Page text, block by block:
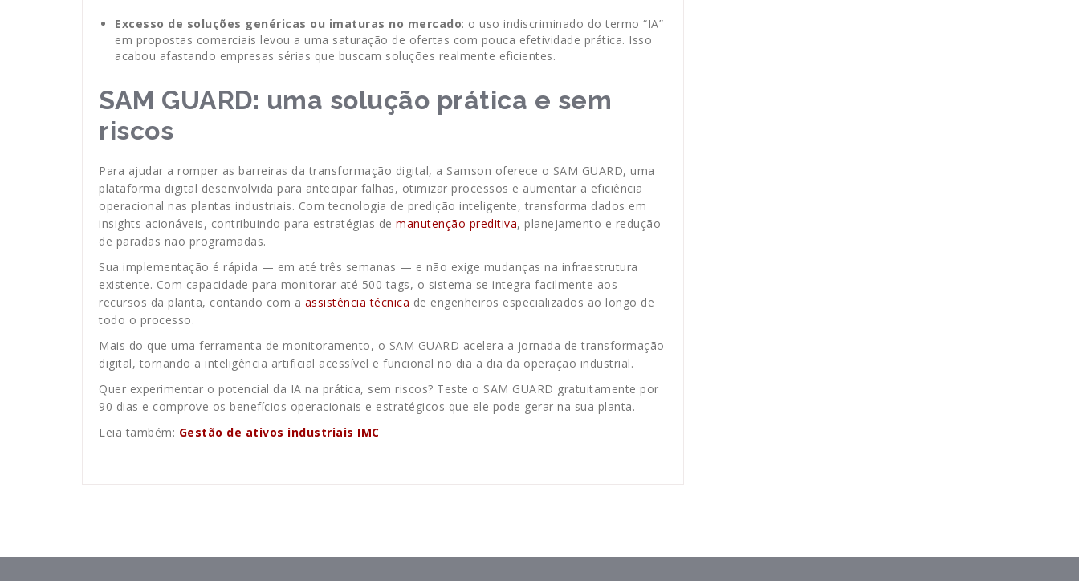
Excesso de soluções genéricas ou imaturas no mercado: o uso indiscriminado do termo “IA”
em propostas comerciais levou a uma saturação de ofertas com pouca efetividade prática. Isso
acabou afastando empresas sérias que buscam soluções realmente eficientes.
SAM GUARD: uma solução prática e sem
riscos
Para ajudar a romper as barreiras da transformação digital, a Samson oferece o SAM GUARD, uma
plataforma digital desenvolvida para antecipar falhas, otimizar processos e aumentar a eficiência
operacional nas plantas industriais. Com tecnologia de predição inteligente, transforma dados em
insights acionáveis, contribuindo para estratégias de manutenção preditiva, planejamento e redução
de paradas não programadas.
Sua implementação é rápida — em até três semanas — e não exige mudanças na infraestrutura
existente. Com capacidade para monitorar até 500 tags, o sistema se integra facilmente aos
recursos da planta, contando com a assistência técnica de engenheiros especializados ao longo de
todo o processo.
Mais do que uma ferramenta de monitoramento, o SAM GUARD acelera a jornada de transformação
digital, tornando a inteligência artificial acessível e funcional no dia a dia da operação industrial.
Quer experimentar o potencial da IA na prática, sem riscos? Teste o SAM GUARD gratuitamente por
90 dias e comprove os benefícios operacionais e estratégicos que ele pode gerar na sua planta.
Leia também: Gestão de ativos industriais IMC